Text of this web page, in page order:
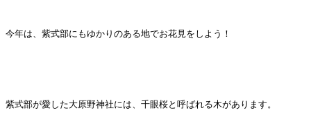
今年は、紫式部にもゆかりのある地でお花見をしよう！
紫式部が愛した大原野神社には、千眼桜と呼ばれる木があります。